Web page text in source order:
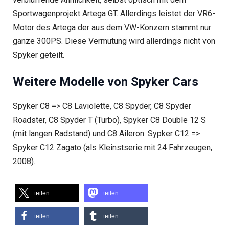
Sportwagenprojekt Artega GT. Allerdings leistet der VR6-
Motor des Artega der aus dem VW-Konzern stammt nur
ganze 300PS. Diese Vermutung wird allerdings nicht von
Spyker geteilt.
Weitere Modelle von Spyker Cars
Spyker C8 => C8 Laviolette, C8 Spyder, C8 Spyder
Roadster, C8 Spyder T (Turbo), Spyker C8 Double 12 S
(mit langen Radstand) und C8 Aileron. Sypker C12 =>
Spyker C12 Zagato (als Kleinstserie mit 24 Fahrzeugen,
2008).
teilen teilen
teilen teilen